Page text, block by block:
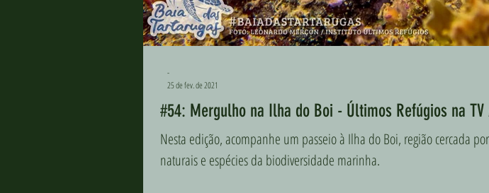
#54: Mergulho na Ilha do Boi - Últimos Refúgios na
Nesta edição, acompanhe um passeio à Ilha do Boi, região cercada
naturais e espécies da biodiversidade marinha.
-
25 de fev. de 2021